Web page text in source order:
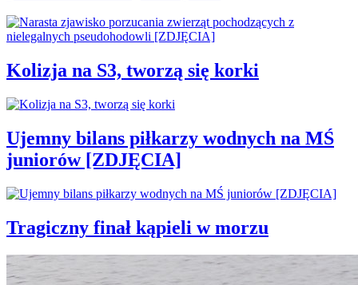
Kolizja na S3, tworzą się korki
Ujemny bilans piłkarzy wodnych na MŚ
juniorów [ZDJĘCIA]
Tragiczny finał kąpieli w morzu